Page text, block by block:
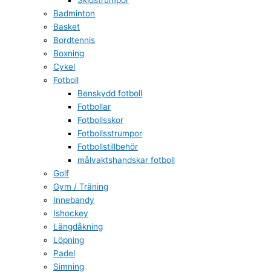
Badminton
Basket
Bordtennis
Boxning
Cykel
Fotboll
Benskydd fotboll
Fotbollar
Fotbollsskor
Fotbollsstrumpor
Fotbollstillbehör
målvaktshandskar fotboll
Golf
Gym / Träning
Innebandy
Ishockey
Längdåkning
Löpning
Padel
Simning